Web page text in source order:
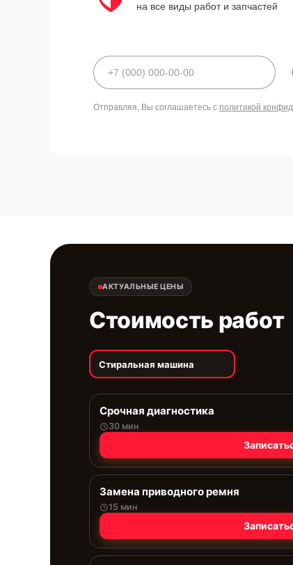
на все виды работ и запчастей
Отправляя, Вы соглашаетесь с политикой
АКТУАЛЬНЫЕ ЦЕНЫ
Стоимость работ
Стиральная машина
Срочная диагностика
30 мин
Замена приводного ремня
15 мин